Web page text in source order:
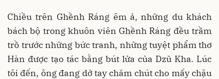
Chiều trên Ghềnh Ráng êm ả, những du khách
bách bộ trong khuôn viên Ghềnh Ráng đều trầm
trồ trước những bức tranh, những tuyệt phẩm thơ
Hàn được tạo tác bằng bút lửa của Dzũ Kha. Lúc
tôi đến, ông đang dở tay chăm chút cho mấy chậu